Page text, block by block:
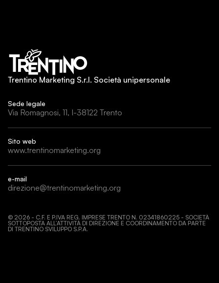
Trentino Marketing S.r.l. Società unipersonale
Sede legale
Via Romagnosi, 11, I-38122 Trento
Sito web
www.trentinomarketing.org
e-mail
direzione@trentinomarketing.org
© 2026 - C.F. E P.IVA REG. IMPRESE TRENTO N. 02341860225 - SOCIETÀ
SOTTOPOSTA ALL’ATTIVITÀ DI DIREZIONE E COORDINAMENTO DA PARTE
DI TRENTINO SVILUPPO S.P.A.